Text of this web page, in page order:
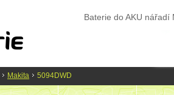
Baterie do AKU nářadí
Makita 5094DWD